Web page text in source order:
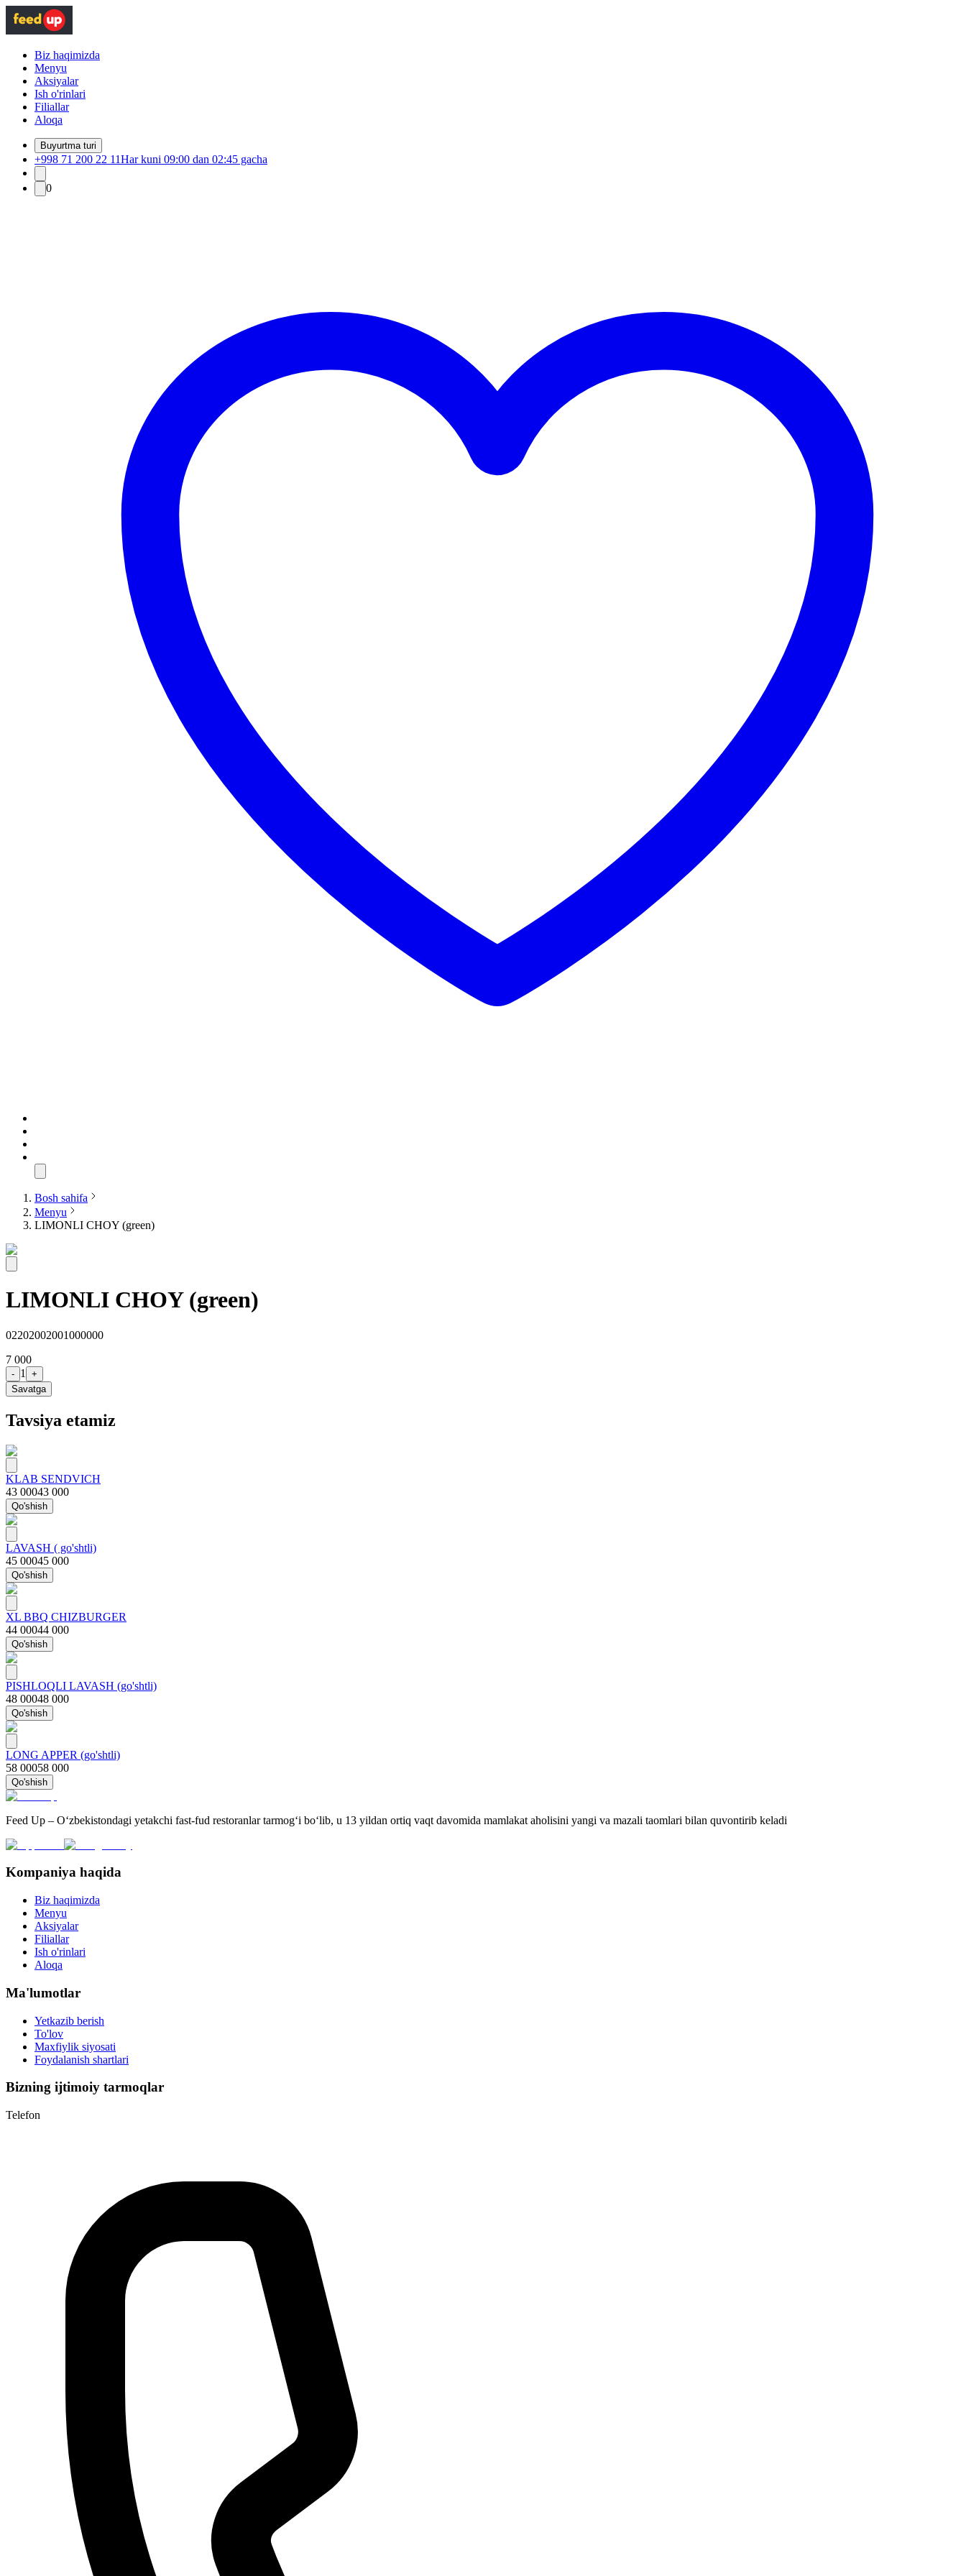
Biz haqimizda
Menyu
Aksiyalar
Ish o'rinlari
Filiallar
Aloqa
Buyurtma turi
+998 71 200 22 11Har kuni 09:00 dan 02:45 gacha
0
Bosh sahifa
Menyu
LIMONLI CHOY (green)
LIMONLI CHOY (green)
02202002001000000
7 000
- 1
+
Savatga
Tavsiya etamiz
KLAB SENDVICH
43 00043 000
Qo'shish
LAVASH ( go'shtli)
45 00045 000
Qo'shish
XL BBQ CHIZBURGER
44 00044 000
Qo'shish
PISHLOQLI LAVASH (go'shtli)
48 00048 000
Qo'shish
LONG APPER (go'shtli)
58 00058 000
Qo'shish
Feed Up – O‘zbekistondagi yetakchi fast-fud restoranlar tarmog‘i bo‘lib, u 13 yildan ortiq vaqt davomida mamlakat aholisini yangi va mazali taomlari bilan quvontirib keladi
Kompaniya haqida
Biz haqimizda
Menyu
Aksiyalar
Filiallar
Ish o'rinlari
Aloqa
Ma'lumotlar
Yetkazib berish
To'lov
Maxfiylik siyosati
Foydalanish shartlari
Bizning ijtimoiy tarmoqlar
Telefon